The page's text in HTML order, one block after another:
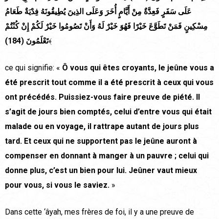
عَلَى سَفَرٍ فَعِدَّةٌ مِنْ أَيَّامٍ أُخَرَ وَعَلَى الذِينَ يُطِيقُونَهُ فِدْيَةٌ طَعَامُ
مِسْكِينٍ فَمَنْ تَطَوَّعَ خَيْرًا فَهُوَ خَيْرٌ لَهُ وَأَنْ تَصُومُوا خَيْرٌ لَكُمْ إِنْ كُنْتُمْ
تَعْلَمُونَ (184)﴾
ce qui signifie: « Ô vous qui êtes croyants, le jeûne vous a
été prescrit tout comme il a été prescrit à ceux qui vous
ont précédés. Puissiez-vous faire preuve de piété. Il
s’agit de jours bien comptés, celui d’entre vous qui était
malade ou en voyage, il rattrape autant de jours plus
tard. Et ceux qui ne supportent pas le jeûne auront à
compenser en donnant à manger à un pauvre ; celui qui
donne plus, c’est un bien pour lui. Jeûner vaut mieux
pour vous, si vous le saviez. »
Dans cette ‘âyah, mes frères de foi, il y a une preuve de